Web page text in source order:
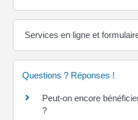
Services en ligne et
Questions ? Réponses !
Peut-on encore
?